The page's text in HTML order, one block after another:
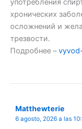
употребления
хронических
осложнений и
трезвости.
Подробнее –
Matthewterie
6 agosto, 2026 a las